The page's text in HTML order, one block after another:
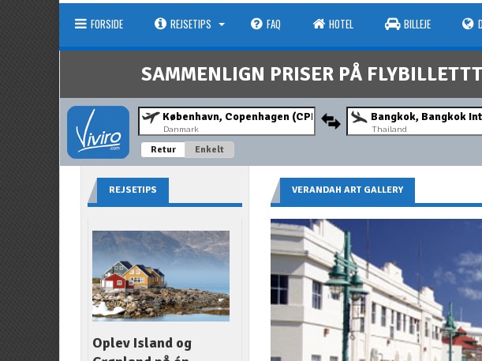
FORSIDE REJSETIPS FAQ HOTEL BILLEJE
SAMMENLIGN PRISER PÅ
Danmark Thailand
Retur Enkelt
VERANDAH ART GALLERY
REJSETIPS
Oplev Island og